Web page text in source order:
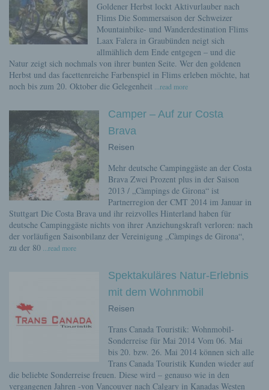
Goldener Herbst lockt Aktivurlauber nach
Flims Die Sommersaison der Schweizer
Mountainbike- und Wanderdestination Flims
Laax Falera in Graubünden neigt sich
allmählich dem Ende entgegen – und die
Natur zeigt sich nochmals von ihrer bunten Seite. Wer den goldenen
Herbst und das facettenreiche Farbenspiel in Flims erleben möchte, hat
noch bis zum 20. Oktober die Gelegenheit ...read more
Camper – Auf zur Costa
Brava
Reisen
Mehr deutsche Campinggäste an der Costa
Brava Zwei Prozent plus in der Saison
2013 / „Càmpings de Girona“ ist
Partnerregion der CMT 2014 im Januar in
Stuttgart Die Costa Brava und ihr reizvolles Hinterland haben für
deutsche Campinggäste nichts von ihrer Anziehungskraft verloren: nach
der vorläufigen Saisonbilanz der Vereinigung „Càmpings de Girona“,
zu der 80 ...read more
Spektakuläres Natur-Erlebnis
mit dem Wohnmobil
Reisen
Trans Canada Touristik: Wohnmobil-
Sonderreise für Mai 2014 Vom 06. Mai
bis 20. bzw. 26. Mai 2014 können sich alle
Trans Canada Touristik Kunden wieder auf
die beliebte Sonderreise freuen. Diese wird – genauso wie in den
vergangenen Jahren -von Vancouver nach Calgary in Kanadas Westen